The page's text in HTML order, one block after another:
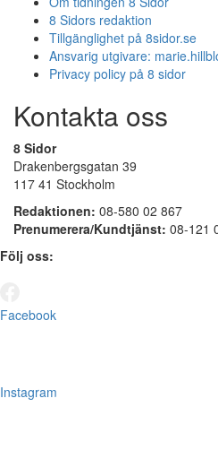
8 Sidors redaktion
Tillgänglighet på 8sidor.se
Ansvarig utgivare:
Privacy policy på 8 sidor
Kontakta oss
8 Sidor
Drakenbergsgatan 39
117 41 Stockholm
Redaktionen: 08-580 02 867
Prenumerera/Kundtjänst: 08-121
Följ oss:
Facebook
Instagram